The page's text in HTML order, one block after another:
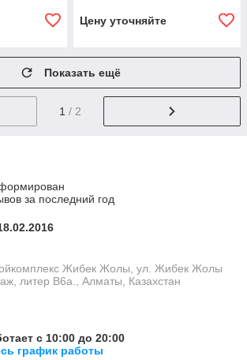
Цену уточняйте
Показать ещё
1 / 2
за последний год
Жибек Жолы, ул. Жибек Жолы
литер В6а., Алматы, Казахстан
с 10:00 до 20:00
график работы